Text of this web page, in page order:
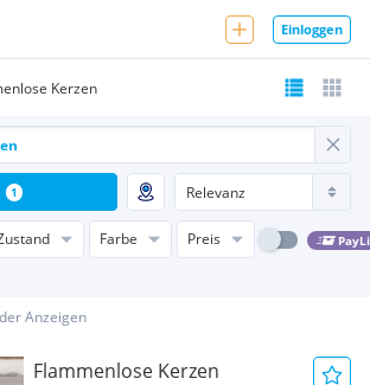
Einloggen
Kerzen
Farbe Preis
1
Anzeigen
Flammenlose Kerzen